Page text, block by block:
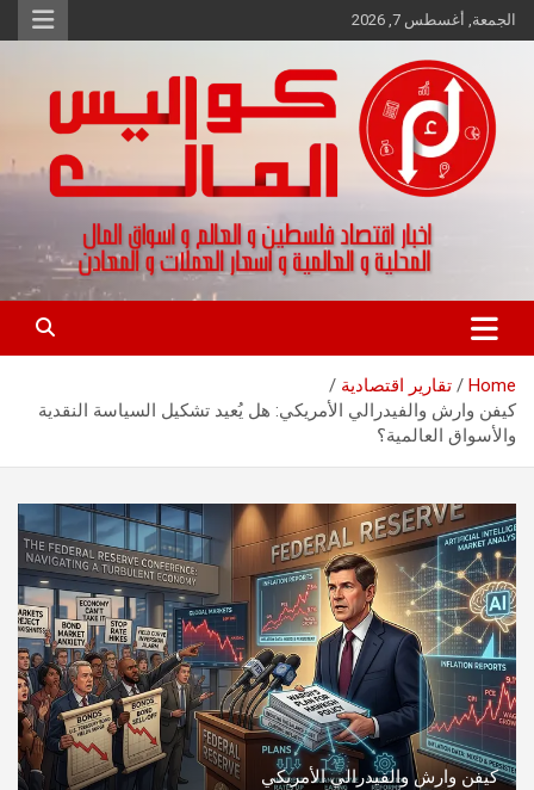
Skip
to
الجمعة, أغسطس 7, 2026
كواليس المال
اخبار اقتصاد فلسطين و العالم و تقارير اسواق المال و العملات
Home
تقارير اقتصادية
كيفن وارش والفيدرالي الأمريكي: هل يُعيد تشكيل السياسة النقدية
والأسواق العالمية؟
كيفن وارش والفيدرالي الأمريكي